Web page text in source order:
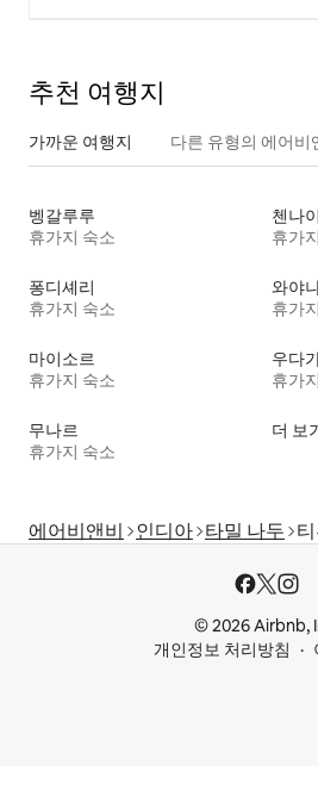
추천 여행지
가까운 여행지 다른 유형의 에어비
벵갈루루
휴가지 숙소
첸나이
휴가
퐁디셰리
휴가지 숙소
와야
휴가
마이소르
휴가지 숙소
우다
휴가
무나르
휴가지 숙소
더 보
에어비앤비 인디아 타밀 나두
© 2026 Airbnb,
개인정보 처리방침